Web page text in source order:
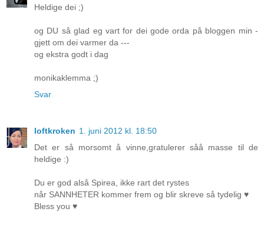
Heldige dei ;)
og DU så glad eg vart for dei gode orda på bloggen min -
gjett om dei varmer da ---
og ekstra godt i dag
monikaklemma ;)
Svar
loftkroken 1. juni 2012 kl. 18:50
Det er så morsomt å vinne,gratulerer såå masse til de
heldige :)
Du er god alså Spirea, ikke rart det rystes
når SANNHETER kommer frem og blir skreve så tydelig ♥
Bless you ♥